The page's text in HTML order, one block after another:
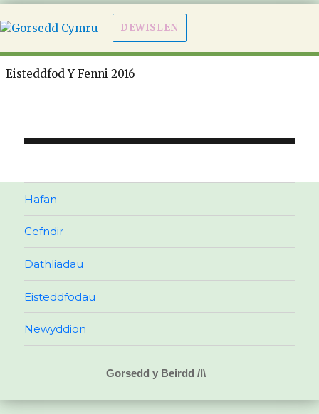
DEWISLEN
Eisteddfod Y Fenni 2016
Llywio
Hafan
Cefndir
Dathliadau
Eisteddfodau
Newyddion
Gorsedd y Beirdd /l\